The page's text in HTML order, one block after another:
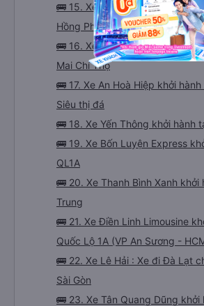
🚌 15. Xe Tuấn Tú Express khởi
Hồng Phong (Văn Phòng Lê
🚌 16. Xe LH Minh Trí Limousine
Mai Chí Thọ
🚌 17. Xe An Hoà Hiệp khởi
Siêu thị đá
🚌 18. Xe Yến Thông khởi hành
🚌 19. Xe Bốn Luyện Express
QL1A
🚌 20. Xe Thanh Bình Xanh khởi
Trung
🚌 21. Xe Điền Linh Limousine
Quốc Lộ 1A (VP An Sương -
🚌 22. Xe Lê Hải : Xe đi Đà Lạt
Sài Gòn
🚌 23. Xe Tân Quang Dũng